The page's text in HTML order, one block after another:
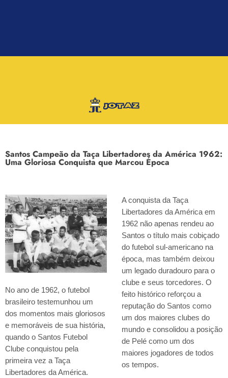
Santos Campeão da Taça Libertadores da América 1962:
Uma Gloriosa Conquista que Marcou Época
No ano de 1962, o futebol
brasileiro testemunhou um
dos momentos mais gloriosos
e memoráveis de sua história,
quando o Santos Futebol
Clube conquistou pela
primeira vez a Taça
Libertadores da América.
A conquista da Taça
Libertadores da América em
1962 não apenas rendeu ao
Santos o título mais cobiçado
do futebol sul-americano na
época, mas também deixou
um legado duradouro para o
clube e seus torcedores. O
feito histórico reforçou a
reputação do Santos como
um dos maiores clubes do
mundo e consolidou a posição
de Pelé como um dos
maiores jogadores de todos
os tempos.